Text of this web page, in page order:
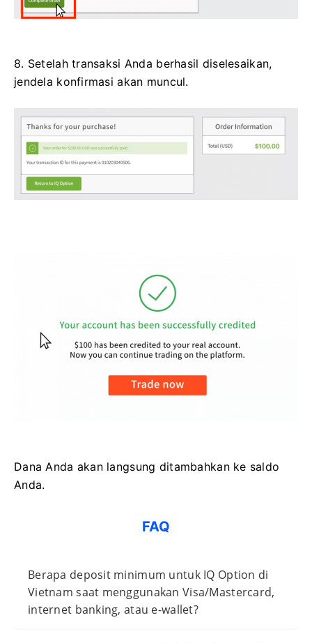
8. Setelah transaksi Anda berhasil diselesaikan,
jendela konfirmasi akan muncul.
Dana Anda akan langsung ditambahkan ke saldo
Anda.
FAQ
Berapa deposit minimum untuk IQ Option di
Vietnam saat menggunakan Visa/Mastercard,
internet banking, atau e-wallet?